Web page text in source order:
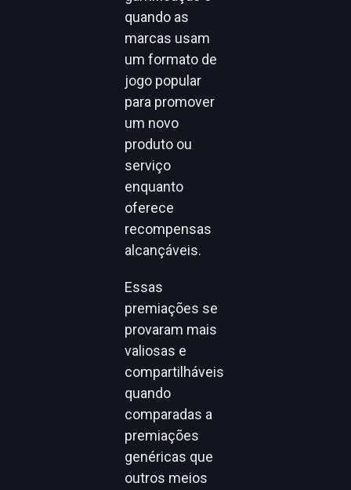
quando as
marcas usam
um formato de
jogo popular
para promover
um novo
produto ou
serviço
enquanto
oferece
recompensas
alcançáveis.
Essas
premiações se
provaram mais
valiosas e
compartilháveis
quando
comparadas a
premiações
genéricas que
outros meios